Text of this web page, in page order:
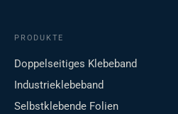
PRODUKTE
Doppelseitiges Klebeband
Industrieklebeband
Selbstklebende Folien